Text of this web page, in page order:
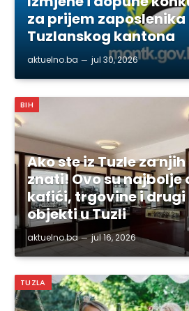
za prijem
Tuzlanskog kantona
aktuelno.ba jul 30, 2026
BIH
Ako ste iz Tuzle za
znati! Ovo su najbolje
kafići, trgovine i drugi
objekti u Tuzli
aktuelno.ba jul 16, 2026
TUZLA